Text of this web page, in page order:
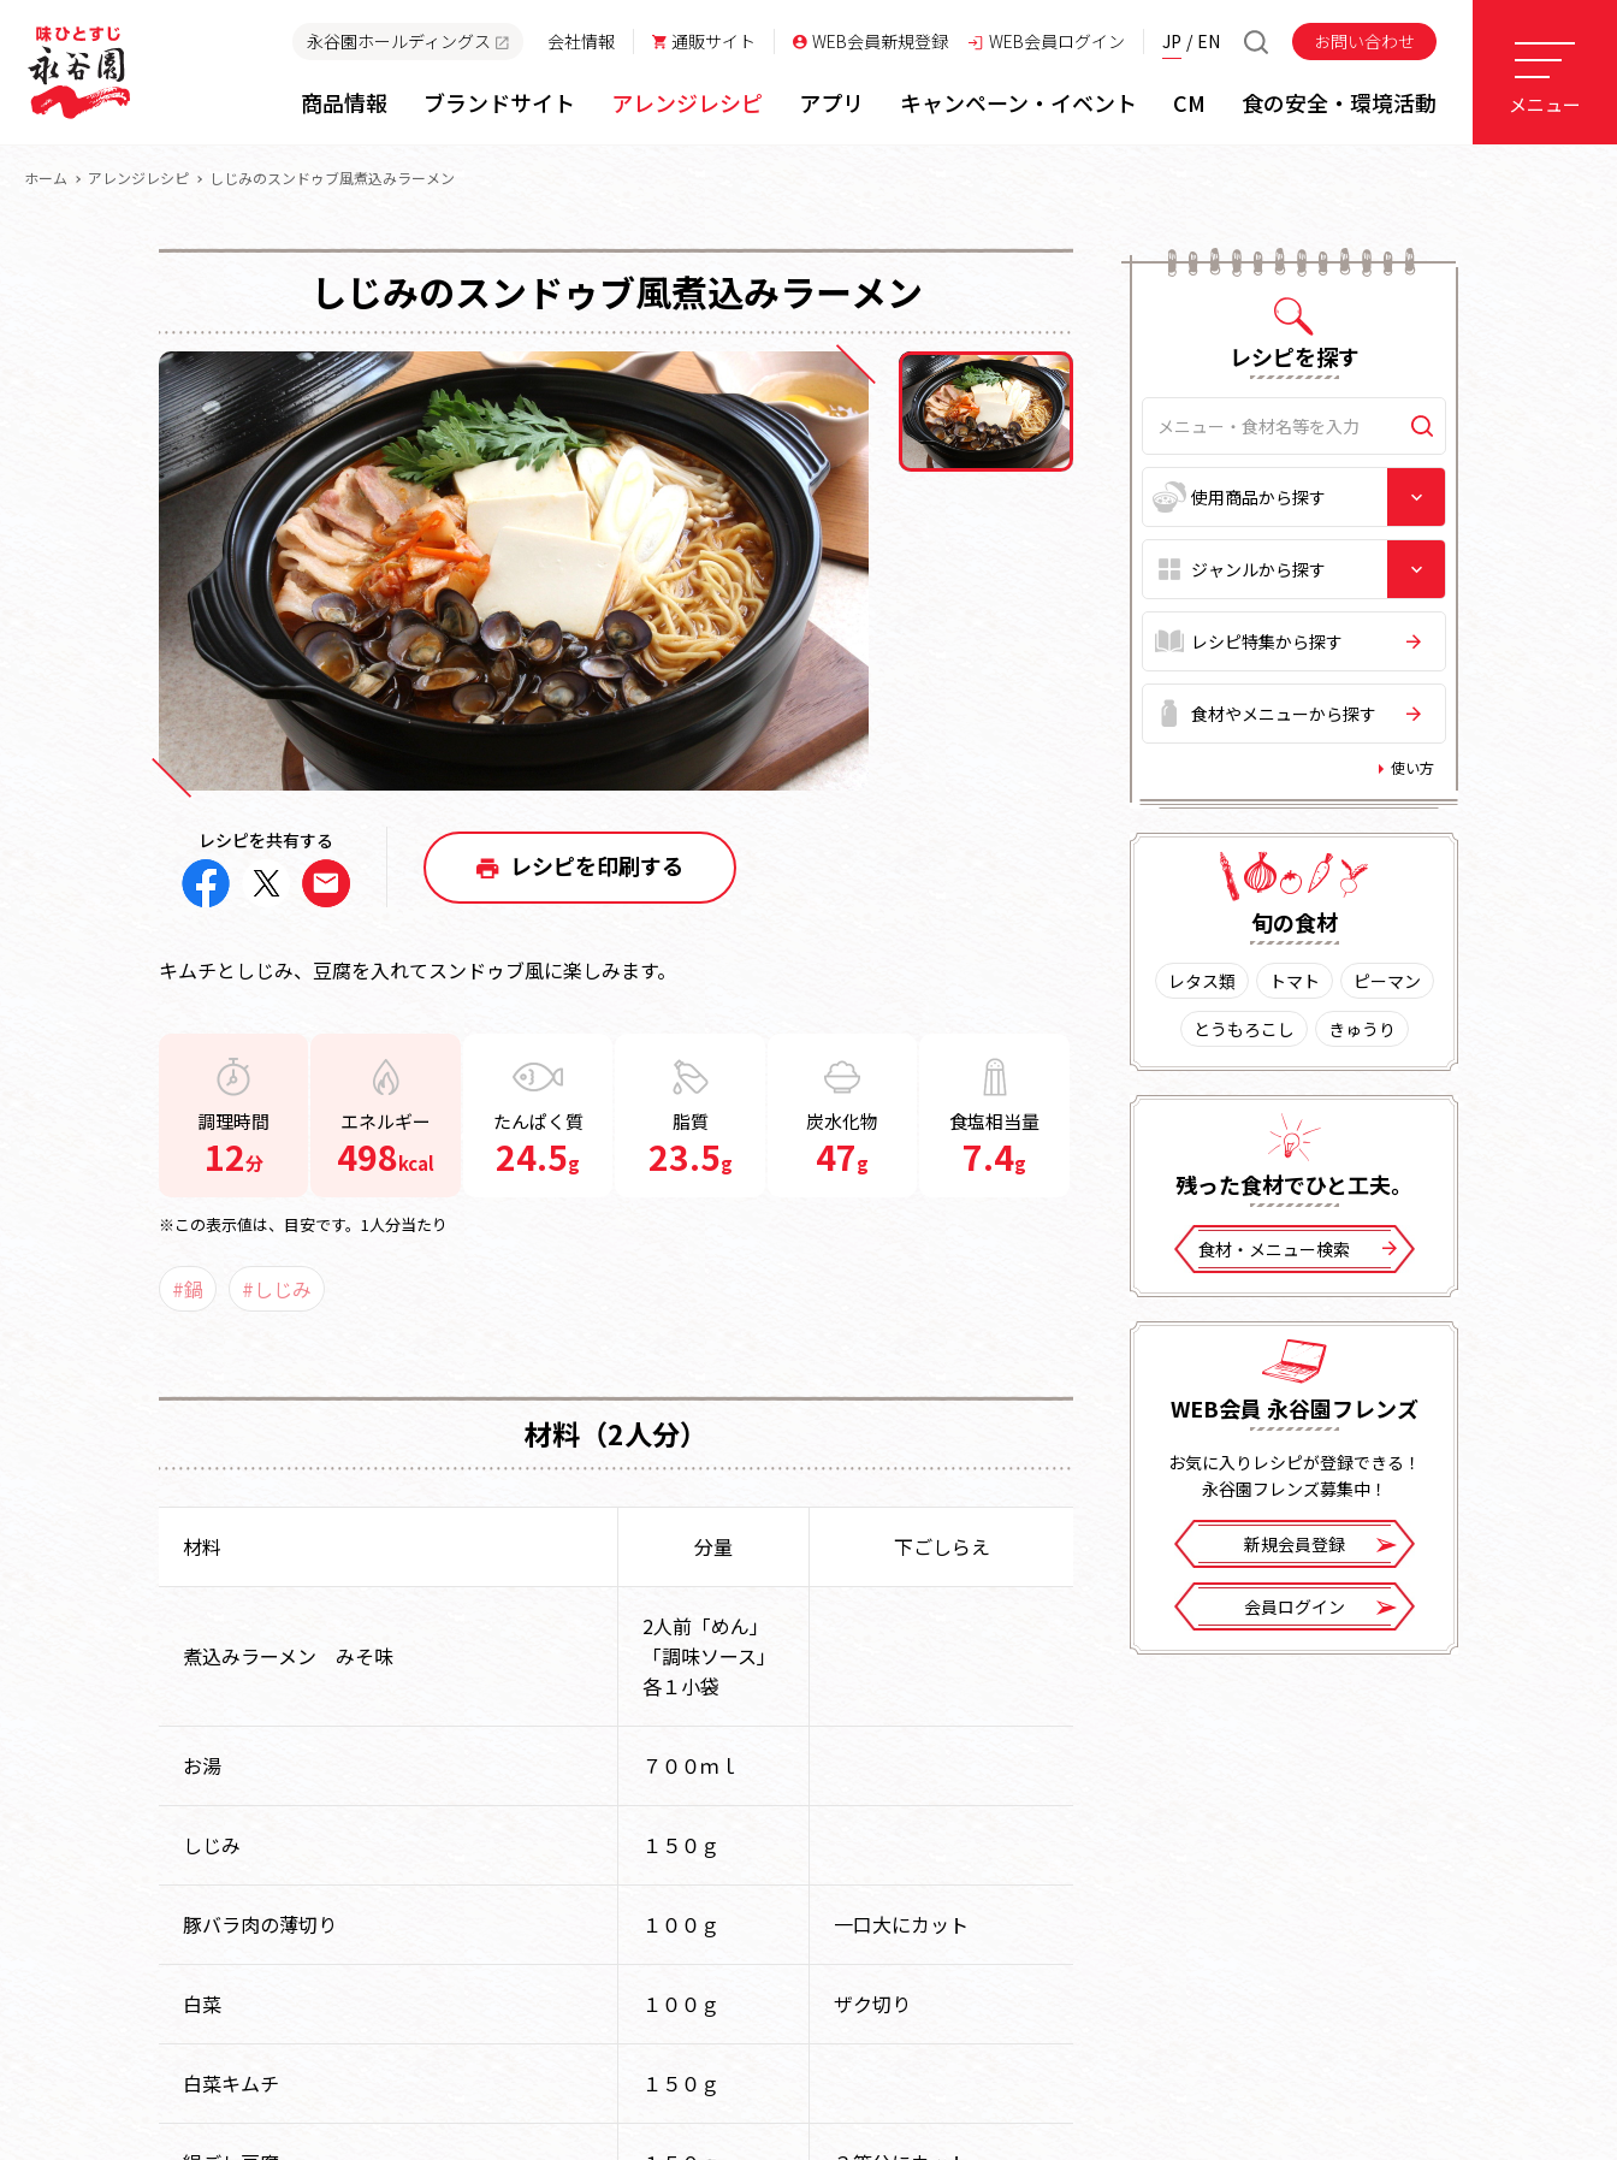
永谷園ホールディングス 会社情報 通販サイト WEB会員新規登録 WEB会員ログイン JP EN お問い合わせ
商品情報 ブランドサイト アレンジレシピ アプリ キャンペーン・イベント CM 食の安全・環境活動 メニュー
ホーム アレンジレシピ しじみのスンドゥブ風煮込みラーメン
しじみのスンドゥブ風煮込みラーメン
レシピを共有する
レシピを印刷する
キムチとしじみ、豆腐を入れてスンドゥブ風に楽しみます。
調理時間
12分
エネルギー
498kcal
たんぱく質
24.5g
脂質
23.5g
炭水化物
47g
食塩相当量
7.4g
※この表示値は、目安です。1人分当たり
#鍋 #しじみ
材料（2人分）
材料 分量 下ごしらえ
煮込みラーメン みそ味
2人前「めん」
「調味ソース」
各１小袋
お湯 ７００ｍｌ
しじみ １５０ｇ
豚バラ肉の薄切り １００ｇ 一口大にカット
白菜 １００ｇ ザク切り
白菜キムチ １５０ｇ
レシピを探す
レシピ特集から探す
食材やメニューから探す
使い方
旬の⾷材
レタス類 トマト
ピーマン
とうもろこし
きゅうり
残った⾷材でひと⼯夫。
⾷材・メニュー検索
WEB会員 永谷園フレンズ
お気に入りレシピが登録できる！
永谷園フレンズ募集中！
新規会員登録
会員ログイン